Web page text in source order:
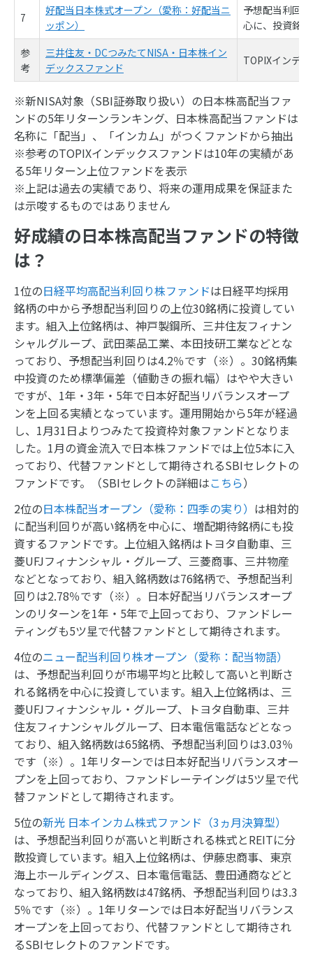
7
好配当日本株式オープン（愛称：好配当ニ
ッポン）
予想配当利回
心に、投資銘
参
考
三井住友・DCつみたてNISA・日本株イン
デックスファンド
TOPIXインデ
※新NISA対象（SBI証券取り扱い）の日本株高配当ファ
ンドの5年リターンランキング、日本株高配当ファンドは
名称に「配当」、「インカム」がつくファンドから抽出
※参考のTOPIXインデックスファンドは10年の実績があ
る5年リターン上位ファンドを表示
※上記は過去の実績であり、将来の運用成果を保証また
は示唆するものではありません
好成績の日本株高配当ファンドの特徴
は？
1位の日経平均高配当利回り株ファンドは日経平均採用
銘柄の中から予想配当利回りの上位30銘柄に投資してい
ます。組入上位銘柄は、神戸製鋼所、三井住友フィナン
シャルグループ、武田薬品工業、本田技研工業などとな
っており、予想配当利回りは4.2％です（※）。30銘柄集
中投資のため標準偏差（値動きの振れ幅）はやや大きい
ですが、1年・3年・5年で日本好配当リバランスオープ
ンを上回る実績となっています。運用開始から5年が経過
し、1月31日よりつみたて投資枠対象ファンドとなりま
した。1月の資金流入で日本株ファンドでは上位5本に入
っており、代替ファンドとして期待されるSBIセレクトの
ファンドです。（SBIセレクトの詳細はこちら）
2位の日本株配当オープン（愛称：四季の実り） は相対的
に配当利回りが高い銘柄を中心に、増配期待銘柄にも投
資するファンドです。上位組入銘柄はトヨタ自動車、三
菱UFJフィナンシャル・グループ、三菱商事、三井物産
などとなっており、組入銘柄数は76銘柄で、予想配当利
回りは2.78％です（※）。日本好配当リバランスオープ
ンのリターンを1年・5年で上回っており、ファンドレー
ティングも5ツ星で代替ファンドとして期待されます。
4位のニュー配当利回り株オープン（愛称：配当物語）
は、予想配当利回りが市場平均と比較して高いと判断さ
れる銘柄を中心に投資しています。組入上位銘柄は、三
菱UFJフィナンシャル・グループ、トヨタ自動車、三井
住友フィナンシャルグループ、日本電信電話などとなっ
ており、組入銘柄数は65銘柄、予想配当利回りは3.03％
です（※）。1年リターンでは日本好配当リバランスオー
プンを上回っており、ファンドレーテイングは5ツ星で代
替ファンドとして期待されます。
5位の新光 日本インカム株式ファンド（3ヵ月決算型）
は、予想配当利回りが高いと判断される株式とREITに分
散投資しています。組入上位銘柄は、伊藤忠商事、東京
海上ホールディングス、日本電信電話、豊田通商などと
なっており、組入銘柄数は47銘柄、予想配当利回りは3.3
5％です（※）。1年リターンでは日本好配当リバランス
オープンを上回っており、代替ファンドとして期待され
るSBIセレクトのファンドです。